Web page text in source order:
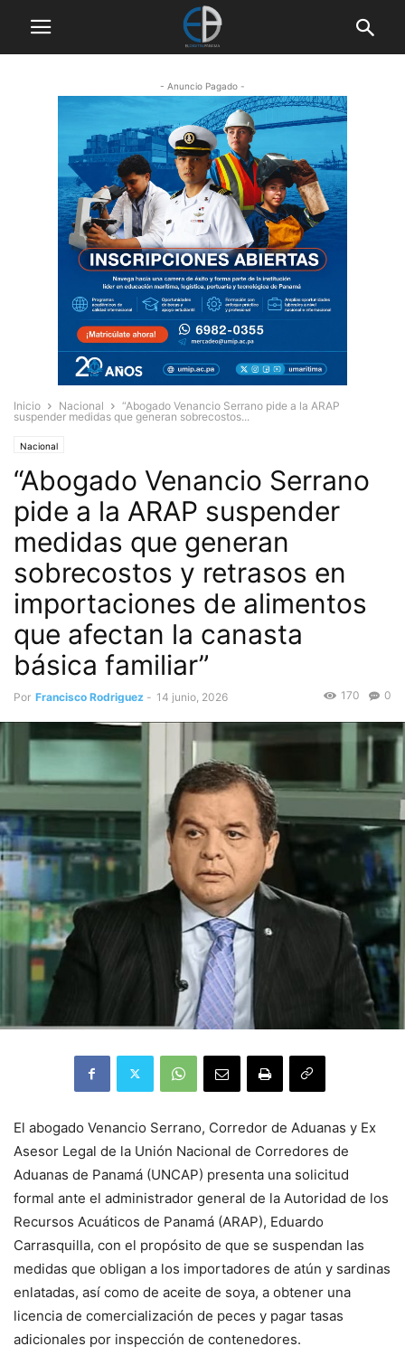
- Anuncio Pagado -
Inicio Nacional
“Abogado Venancio Serrano pide a la ARAP
suspender medidas que generan sobrecostos...
Nacional
“Abogado Venancio Serrano
pide a la ARAP suspender
medidas que generan
sobrecostos y retrasos en
importaciones de alimentos
que afectan la canasta
básica familiar”
Por Francisco Rodriguez - 14 junio, 2026 0
170
El abogado Venancio Serrano, Corredor de Aduanas y Ex
Asesor Legal de la Unión Nacional de Corredores de
Aduanas de Panamá (UNCAP) presenta una solicitud
formal ante el administrador general de la Autoridad de los
Recursos Acuáticos de Panamá (ARAP), Eduardo
Carrasquilla, con el propósito de que se suspendan las
medidas que obligan a los importadores de atún y sardinas
enlatadas, así como de aceite de soya, a obtener una
licencia de comercialización de peces y pagar tasas
adicionales por inspección de contenedores.